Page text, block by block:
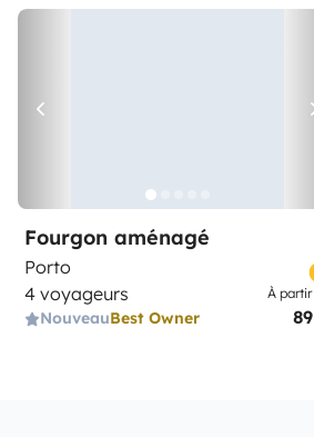
Fourgon aménagé
Porto
4 voyageurs
NouveauBest Owner
À